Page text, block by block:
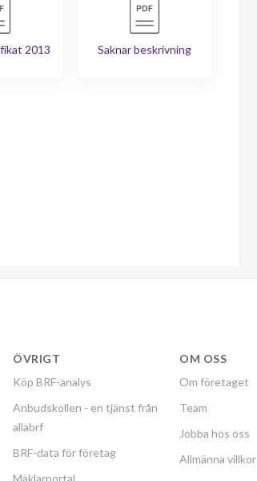
2013 Saknar beskrivning
ÖVRIGT
Köp BRF-analys
Anbudskollen - en tjänst från
allabrf
BRF-data för företag
Mäklarportal
OM OSS
Om företaget
Team
Jobba hos oss
Allmänna villkor